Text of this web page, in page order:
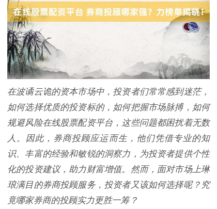
在波谲云诡的资本市场中，投资者们常常感到迷茫，
如何选择优质的投资标的，如何把握市场脉搏，如何
规避风险在线股票配资平台，这些问题都困扰着无数
人。因此，券商投顾应运而生，他们凭借专业的知
识、丰富的经验和敏锐的洞察力，为投资者提供个性
化的投资建议，助力财富增值。然而，面对市场上琳
琅满目的券商投顾服务，投资者又该如何选择呢？究
竟哪家券商的投顾实力更胜一筹？